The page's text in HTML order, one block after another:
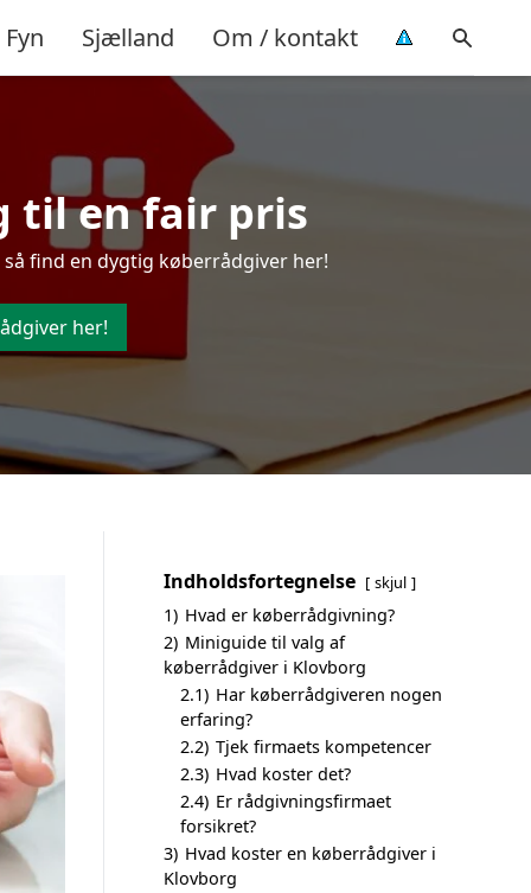
Fyn Sjælland Om / kontakt
til en fair pris
find en dygtig køberrådgiver her!
her!
Indholdsfortegnelse skjul
1) Hvad er køberrådgivning?
2) Miniguide til valg af
køberrådgiver i Klovborg
2.1) Har køberrådgiveren nogen
erfaring?
2.2) Tjek firmaets kompetencer
2.3) Hvad koster det?
2.4) Er rådgivningsfirmaet
forsikret?
3) Hvad koster en køberrådgiver i
Klovborg